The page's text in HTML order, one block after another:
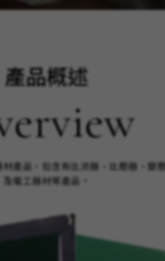
產品概述
產品，包含有比流器、比壓器、變
及電工器材等產品。